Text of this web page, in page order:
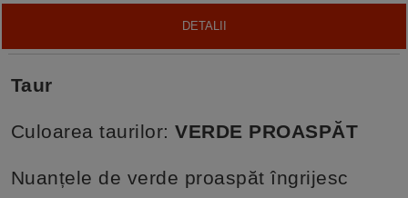
DETALII
Taur
Culoarea taurilor:VERDE PROASPĂT
Nuanțele de verde proaspăt îngrijesc